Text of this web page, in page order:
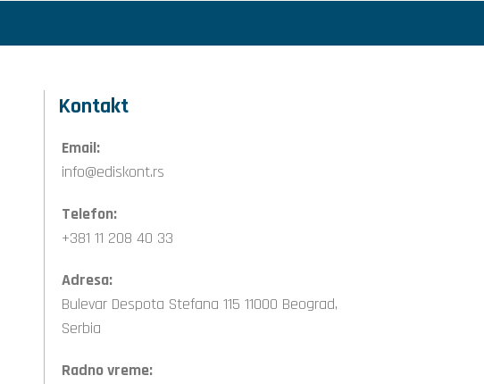
Kontakt
Email:
info@ediskont.rs
Telefon:
+381 11 208 40 33
Adresa:
Bulevar Despota Stefana 115 11000 Beograd,
Serbia
Radno vreme: